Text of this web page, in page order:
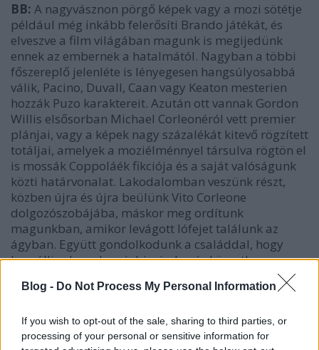
Blog - Do Not Process My Personal Information
If you wish to opt-out of the sale, sharing to third parties, or
processing of your personal or sensitive information for
BB: A nagyvásznon pörgő képek vagy a mozi sötétje
például még inkább felerősíti Brando játékát, és
elveszve a film világában magunk is megijedünk
ennek az embernek a hatalmától. Nagyban a többi
főszereplő jelenléte is lényegesen hangsúlyosabbá
válik, Pacino, Duvall, Caan vagy Keaton mesterien
hozzák Puzo karaktereit. Azután ott vannak Gordon
Willis elsősorban Michael Corleonéról vett premier
plánjai, vagy a képek nagy százalékát kitevő rögzített
totáljai, amelyek a moziélménnyel társulva rögtön el
is mossák Coppoláék fikciója és a saját valóságunk
közti határvonalat. Lakodalomban veszünk részt,
közben újra és újra beülünk Vito Corleone
dolgozószobájába, máskor meg ordítunk
magunkban, amikor levágott lófejet találunk az
ágyban. Együtt gondolkodunk a családdal, hogy
beszálljunk-e a heroinbizniszbe, és közvetlen
cinkostársakká lényegülünk át a végső leszámolás
során.
BS:Érthetetlen (illetve az Oscar-díj történelmét
ismerve annyira mégsem), miért nem kapott még